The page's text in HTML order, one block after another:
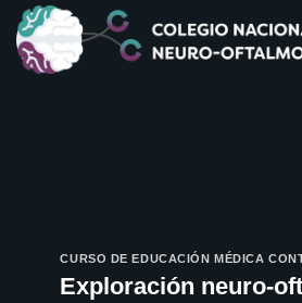
Saltar
contenido
CURSO DE EDUCACIÓN MÉDICA
Exploración neuro-